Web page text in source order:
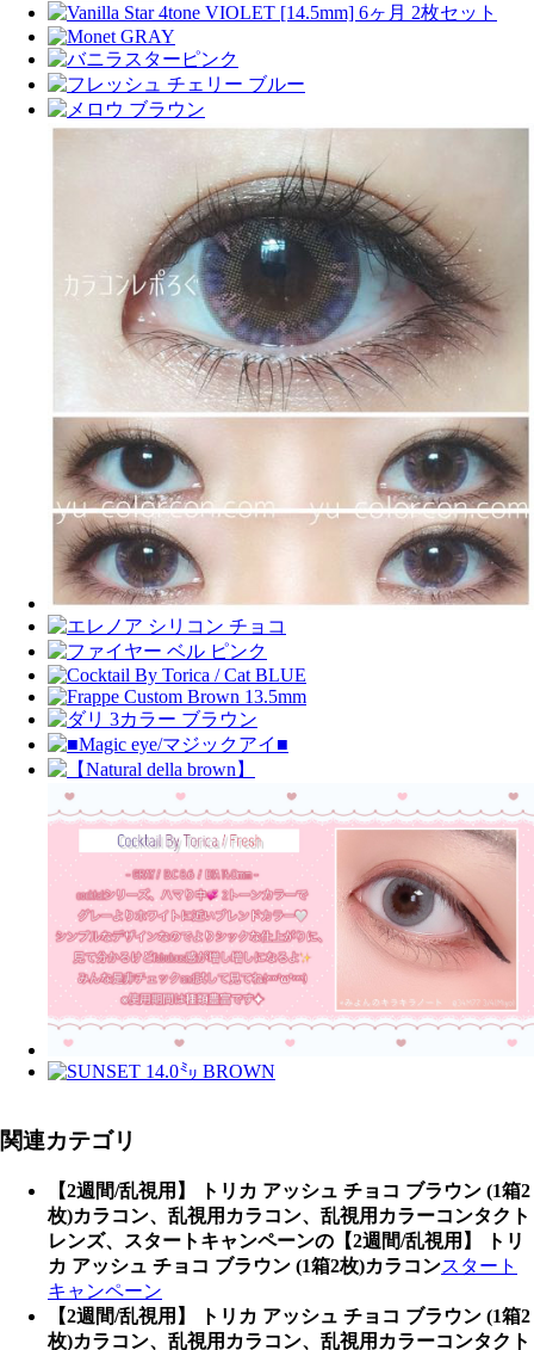
関連カテゴリ
【2週間/乱視用】 トリカ アッシュ チョコ ブラウン (1箱2
枚)カラコン、乱視用カラコン、乱視用カラーコンタクト
レンズ、スタートキャンペーンの【2週間/乱視用】 トリ
カ アッシュ チョコ ブラウン (1箱2枚)カラコンスタート
キャンペーン
【2週間/乱視用】 トリカ アッシュ チョコ ブラウン (1箱2
枚)カラコン、乱視用カラコン、乱視用カラーコンタクト